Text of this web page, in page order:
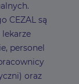
CEZAL są
personel
oraz